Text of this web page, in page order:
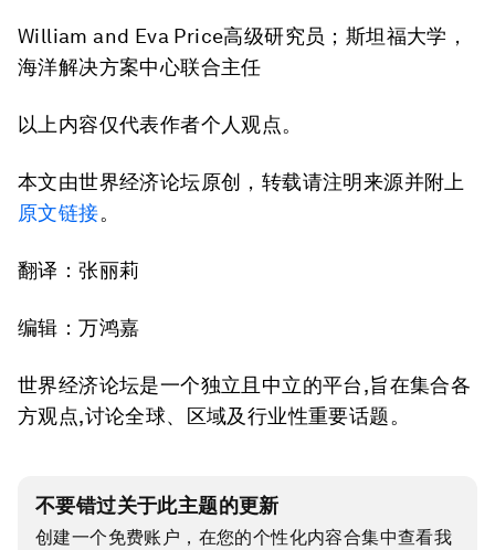
William and Eva Price高级研究员；斯坦福大学，
海洋解决方案中心联合主任
以上内容仅代表作者个人观点。
本文由世界经济论坛原创，转载请注明来源并附上
原文链接。
翻译：张丽莉
编辑：万鸿嘉
世界经济论坛是一个独立且中立的平台,旨在集合各
方观点,讨论全球、区域及行业性重要话题。
不要错过关于此主题的更新
创建一个免费账户，在您的个性化内容合集中查看我